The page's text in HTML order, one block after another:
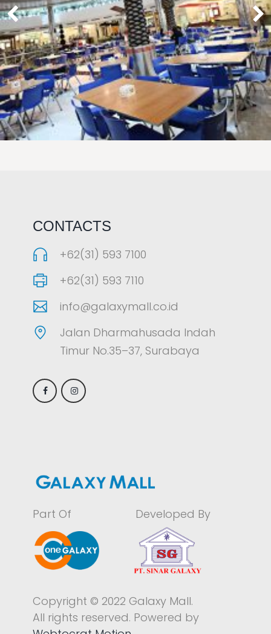
CONTACTS
+62(31) 593 7100
+62(31) 593 7110
info@galaxymall.co.id
Jalan Dharmahusada Indah
Timur No.35–37, Surabaya
Part Of Developed By
Copyright © 2022 Galaxy Mall.
All rights reserved. Powered by